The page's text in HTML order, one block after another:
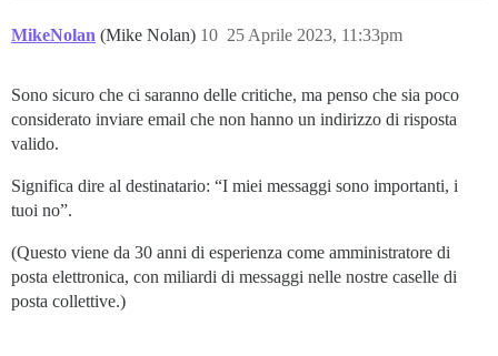
MikeNolan (Mike Nolan) 25 Aprile 2023, 11:33pm
10
Sono sicuro che ci saranno delle critiche, ma penso che sia poco
considerato inviare email che non hanno un indirizzo di risposta
valido.
Significa dire al destinatario: “I miei messaggi sono importanti, i
tuoi no”.
(Questo viene da 30 anni di esperienza come amministratore di
posta elettronica, con miliardi di messaggi nelle nostre caselle di
posta collettive.)